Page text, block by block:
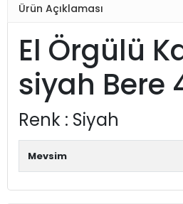
Ürün Açıklaması
El Örgülü
siyah Bere
Renk : Siyah
Mevsim